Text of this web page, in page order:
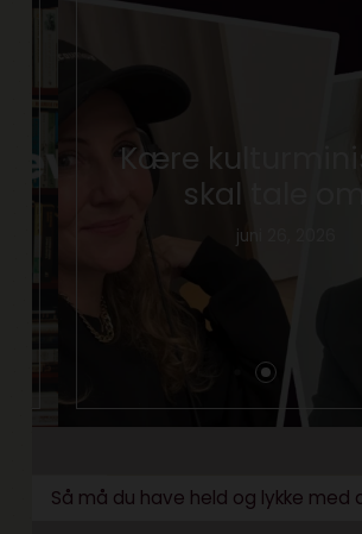
Kære
skal tale om
juni 26, 2026
Så må du have held og lykke med